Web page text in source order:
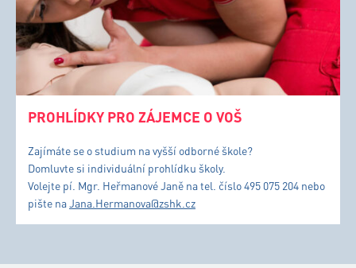
PROHLÍDKY PRO ZÁJEMCE O VOŠ
Zajímáte se o studium na vyšší odborné škole?
Domluvte si individuální prohlídku školy.
Volejte pí. Mgr. Heřmanové Janě na tel. číslo 495 075 204 nebo
pište naJana.Hermanova@zshk.cz